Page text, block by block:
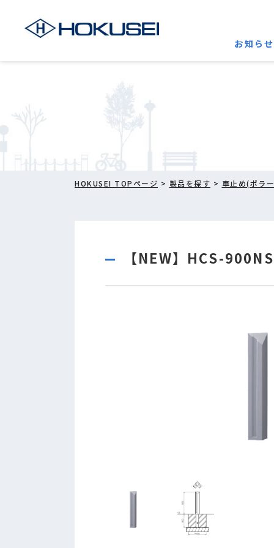
お知らせ
HOKUSEI TOPページ > 製品を探す > 車止め(ボラ
【NEW】HCS-